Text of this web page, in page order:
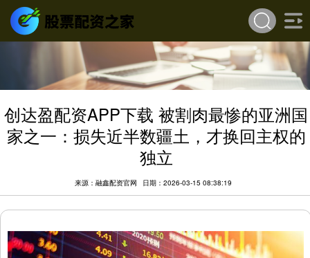
创达盈配资APP下载 被割肉最惨的亚洲国
家之一：损失近半数疆土，才换回主权的
独立
来源：融鑫配资官网 日期：2026-03-15 08:38:19